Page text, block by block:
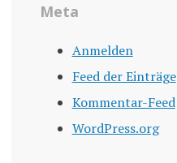
Meta
Anmelden
Feed der Einträge
Kommentar-Feed
WordPress.org